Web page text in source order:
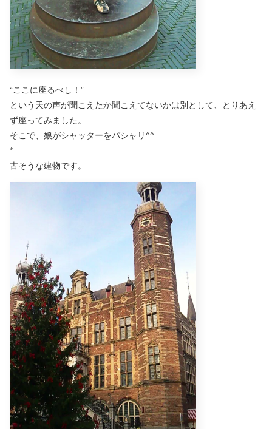
“ここに座るべし！”
という天の声が聞こえたか聞こえてないかは別として、とりあえ
ず座ってみました。
そこで、娘がシャッターをパシャリ^^
*
古そうな建物です。